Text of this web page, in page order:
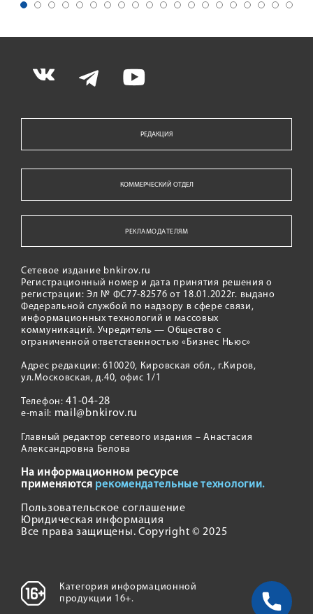
РЕДАКЦИЯ
КОММЕРЧЕСКИЙ ОТДЕЛ
РЕКЛАМОДАТЕЛЯМ
Сетевое издание bnkirov.ru
Регистрационный номер и дата принятия решения о
регистрации: Эл № ФС77-82576 от 18.01.2022г. выдано
Федеральной службой по надзору в сфере связи,
информационных технологий и массовых
коммуникаций. Учредитель — Общество с
ограниченной ответственностью «Бизнес Ньюс»
Адрес редакции: 610020, Кировская обл., г.Киров,
ул.Московская, д.40, офис 1/1
Телефон:41-04-28
e-mail: mail@bnkirov.ru
Главный редактор сетевого издания – Анастасия
Александровна Белова
На информационном ресурсе
применяются рекомендательные технологии.
Пользовательское соглашение
Юридическая информация
Все права защищены. Copyright © 2025
Категория информационной
продукции 16+.